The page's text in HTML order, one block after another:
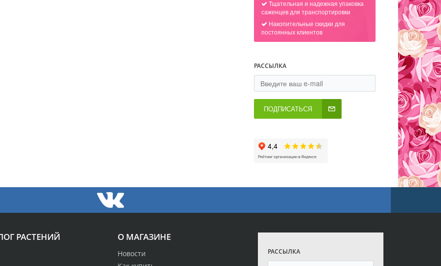
Тщательная и надежная упаковка
саженцев для транспортировки
Накопительные скидки для
постоянных клиентов
РАССЫЛКА
ПОДПИСАТЬСЯ
О МАГАЗИНЕ
Новости
РАСТЕНИЙ
РАССЫЛКА